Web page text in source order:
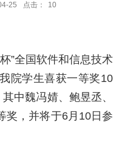
25 点击： 10
”全国软件和信息技术
院学生喜获一等奖10
中魏冯婧、鲍昱丞、
奖，并将于6月10日参